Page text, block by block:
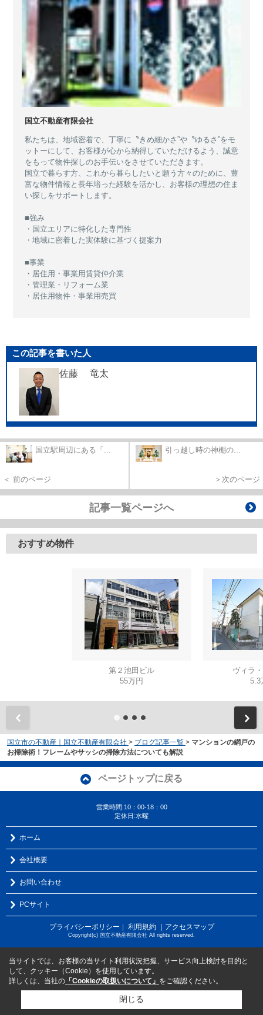
国立不動産有限会社
私たちは、地域密着で、丁寧に〝きめ細かさ”や〝ゆるさ”をモ
ットーにして、お客様が心から納得していただけるよう、誠意
をもって物件探しのお手伝いをさせていただきます。
国立で暮らす方、これから暮らしたいと願う方々のために、豊
富な物件情報と長年培った経験を活かし、お客様の理想の住ま
い探しをサポートします。
■強み
・国立エリアに特化した専門性
・地域に密着した実体験に基づく提案力
■事業
・居住用・事業用賃貸仲介業
・管理業・リフォーム業
・居住用物件・事業用売買
この記事を書いた人
佐藤 竜太
国立駅周辺にある「...
＜ 前のページ
引っ越し時の神棚の...
＞次のページ
記事一覧ページへ
おすすめ物件
第２池田ビル
55万円
ヴィラ
5.3
国立市の不動産｜国立不動産有限会社 > ブログ記事一覧 > マンションの網戸の
お掃除術！フレームやサッシの掃除方法についても解説
ページトップに戻る
営業時間:10：00-18：00
定休日:水曜
ホーム
会社概要
お問い合わせ
PCサイト
プライバシーポリシー 利用規約 ｜アクセスマップ
Copyright(c) 国立不動産有限会社 All rights reserved.
当サイトでは、お客様の当サイト利用状況把握、サービス向上検討を目的と
して、クッキー（Cookie）を使用しています。
詳しくは、当社の 「Cookieの取扱いについて」 をご確認ください。
閉じる